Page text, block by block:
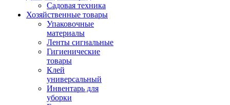
Садовая техника
Хозяйственные товары
Упаковочные
материалы
Ленты сигнальные
Гигиенические
товары
Клей
универсальный
Инвентарь для
уборки